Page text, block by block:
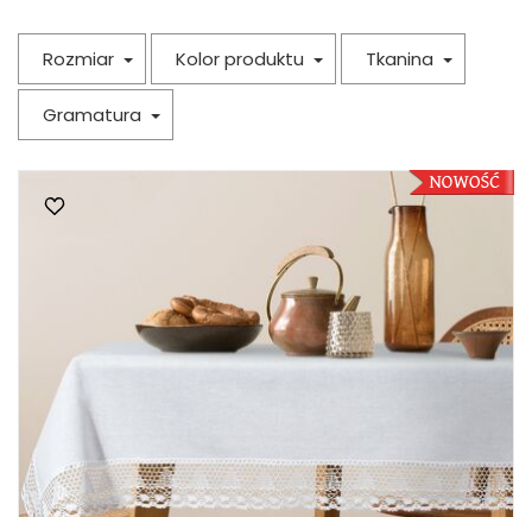
Rozmiar Kolor produktu Tkanina
Gramatura